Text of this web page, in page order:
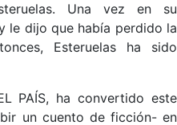
Una vez en su
le dijo que había perdido la
Esteruelas ha sido
PAÍS, ha convertido este
un cuento de ficción- en